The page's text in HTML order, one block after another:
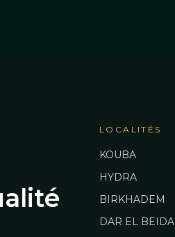
LOCALITÉS
KOUBA
HYDRA
BIRKHADEM
DAR EL BEIDA